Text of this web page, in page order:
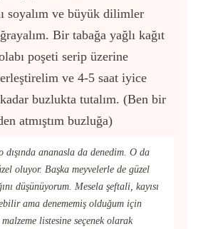
soyalım ve büyük dilimler
Bir tabağa yağlı kağıt
poşeti serip üzerine
ve 4-5 saat iyice
buzlukta tutalım. (Ben bir
atmıştım buzluğa)
dışında ananasla da denedim. O da
oluyor. Başka meyvelerle de güzel
düşünüyorum. Mesela şeftali, kayısı
ama denememiş olduğum için
listesine seçenek olarak